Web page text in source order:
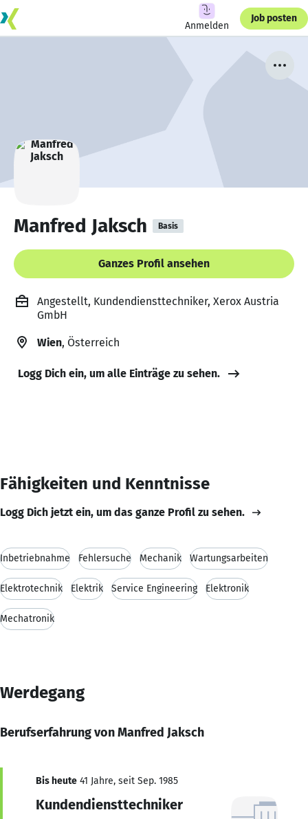
Anmelden
Job posten
Manfred Jaksch Basis
Ganzes Profil ansehen
Angestellt, Kundendiensttechniker, Xerox Austria
GmbH
Wien, Österreich
Logg Dich ein, um alle Einträge zu sehen.
Fähigkeiten und Kenntnisse
Logg Dich jetzt ein, um das ganze Profil zu sehen.
Inbetriebnahme Fehlersuche Mechanik Wartungsarbeiten
Elektrotechnik Elektrik Service Engineering Elektronik
Mechatronik
Werdegang
Berufserfahrung von Manfred Jaksch
Bis heute 41 Jahre, seit Sep. 1985
Kundendiensttechniker